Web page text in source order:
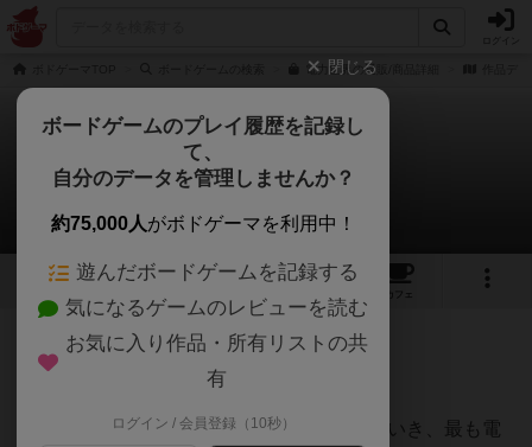
電力世界の通販/商品詳細
電力世界
砂時計さんのレビュー
3 1 6
カフェ
704名 0名 0 6年以上前
5×5(中央除く)の24マスにタイルを設置していき、最も電
閉じる
ボードゲームのプレイ履歴を記録し
て、
自分のデータを管理しませんか？
約75,000人がボドゲーマを利用中！
遊んだボードゲームを記録する
気になるゲームのレビューを読む
お気に入り作品・所有リストの共
有
ログイン / 会員登録（10秒）